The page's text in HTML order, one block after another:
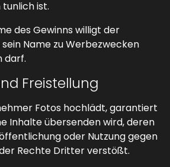
ist.
des Gewinns willigt der
Name zu Werbezwecken
darf.
Freistellung
Fotos hochlädt, garantiert
Inhalte übersenden wird, deren
oder Nutzung gegen
Rechte Dritter verstößt.